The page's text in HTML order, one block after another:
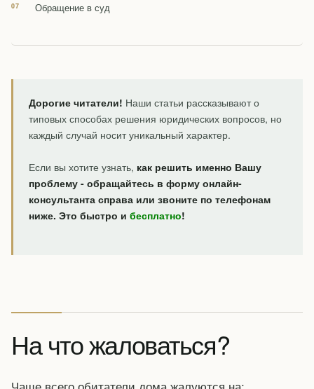
Обращение в суд
Дорогие читатели! Наши статьи рассказывают о
типовых способах решения юридических вопросов, но
каждый случай носит уникальный характер.
Если вы хотите узнать, как решить именно Вашу
проблему - обращайтесь в форму онлайн-
консультанта справа или звоните по телефонам
ниже. Это быстро и бесплатно!
На что жаловаться?